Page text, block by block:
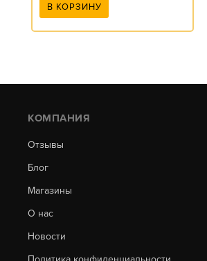
В КОРЗИНУ
КОМПАНИЯ
Отзывы
Блог
Магазины
О нас
Новости